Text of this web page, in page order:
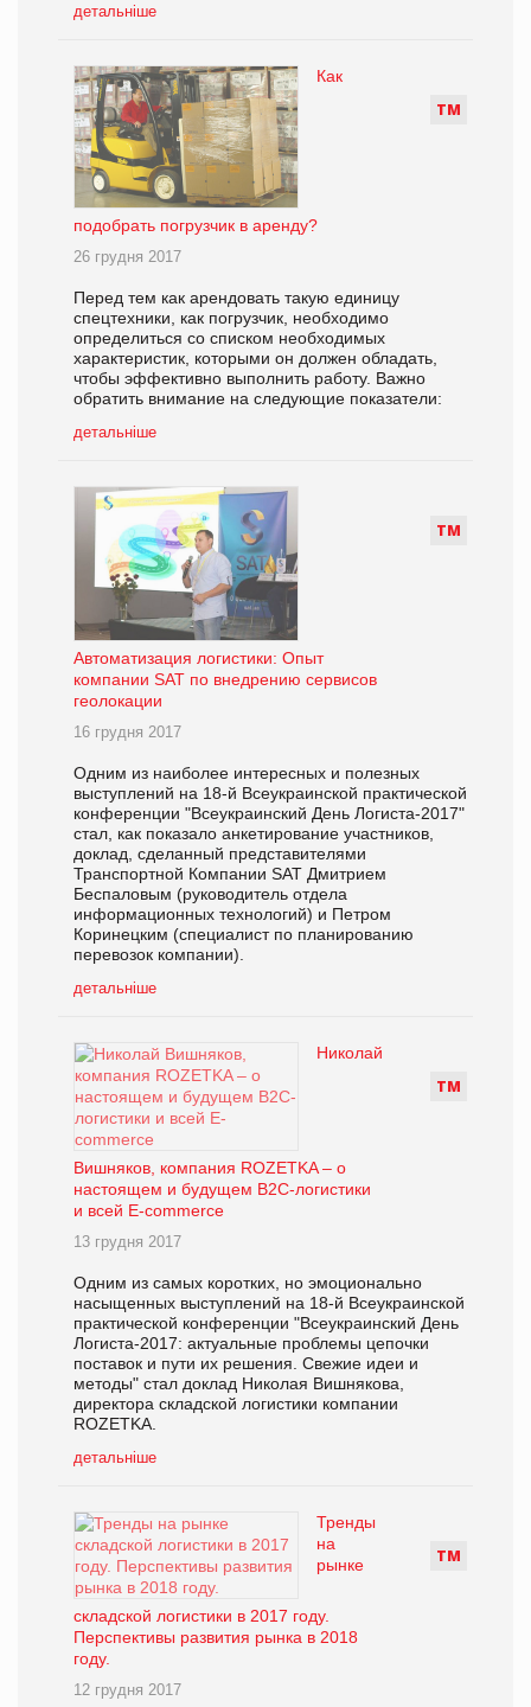
детальніше
ТМ
Как
подобрать погрузчик в аренду?
26 грудня 2017
Перед тем как арендовать такую единицу
спецтехники, как погрузчик, необходимо
определиться со списком необходимых
характеристик, которыми он должен обладать,
чтобы эффективно выполнить работу. Важно
обратить внимание на следующие показатели:
детальніше
ТМ
Автоматизация логистики: Опыт
компании SAT по внедрению сервисов
геолокации
16 грудня 2017
Одним из наиболее интересных и полезных
выступлений на 18-й Всеукраинской практической
конференции "Всеукраинский День Логиста-2017"
стал, как показало анкетирование участников,
доклад, сделанный представителями
Транспортной Компании SAT Дмитрием
Беспаловым (руководитель отдела
информационных технологий) и Петром
Коринецким (специалист по планированию
перевозок компании).
детальніше
ТМ
Николай
Вишняков, компания ROZETKA – о
настоящем и будущем В2С-логистики
и всей E-commerce
13 грудня 2017
Одним из самых коротких, но эмоционально
насыщенных выступлений на 18-й Всеукраинской
практической конференции "Всеукраинский День
Логиста-2017: актуальные проблемы цепочки
поставок и пути их решения. Свежие идеи и
методы" стал доклад Николая Вишнякова,
директора складской логистики компании
ROZETKA.
детальніше
ТМ
Тренды
на
рынке
складской логистики в 2017 году.
Перспективы развития рынка в 2018
году.
12 грудня 2017